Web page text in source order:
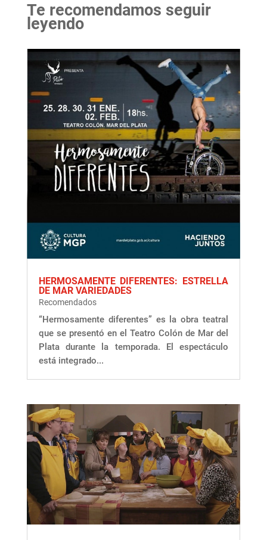
Te recomendamos seguir
leyendo
HERMOSAMENTE DIFERENTES: ESTRELLA
DE MAR VARIEDADES
Recomendados
“Hermosamente diferentes” es la obra teatral
que se presentó en el Teatro Colón de Mar del
Plata durante la temporada. El espectáculo
está integrado...